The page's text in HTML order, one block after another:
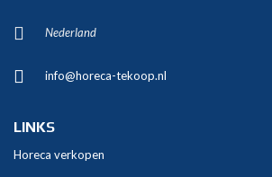
Nederland
info@horeca-tekoop.nl
LINKS
Horeca verkopen